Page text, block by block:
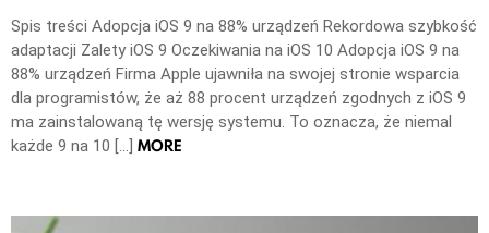
Spis treści Adopcja iOS 9 na 88% urządzeń Rekordowa szybkość
adaptacji Zalety iOS 9 Oczekiwania na iOS 10 Adopcja iOS 9 na
88% urządzeń Firma Apple ujawniła na swojej stronie wsparcia
dla programistów, że aż 88 procent urządzeń zgodnych z iOS 9
ma zainstalowaną tę wersję systemu. To oznacza, że niemal
każde 9 na 10 […] MORE